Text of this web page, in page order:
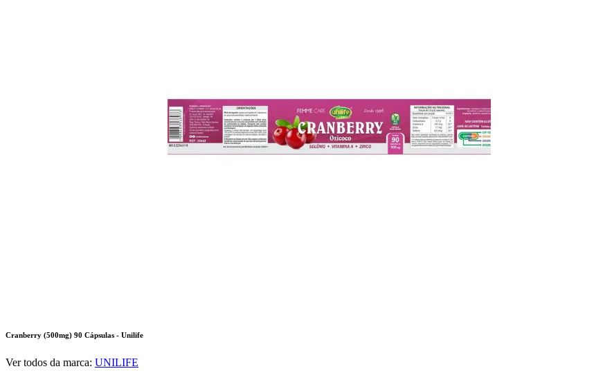
Cranberry (500mg) 90 Cápsulas - Unilife
Ver todos da marca: UNILIFE